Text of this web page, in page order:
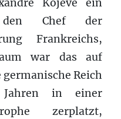
Kojève ein
den Chef der
Frankreichs,
war das auf
germanische Reich
in einer
zerplatzt,